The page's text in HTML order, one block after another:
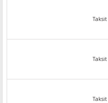
Taksit
Taksit
Taksit